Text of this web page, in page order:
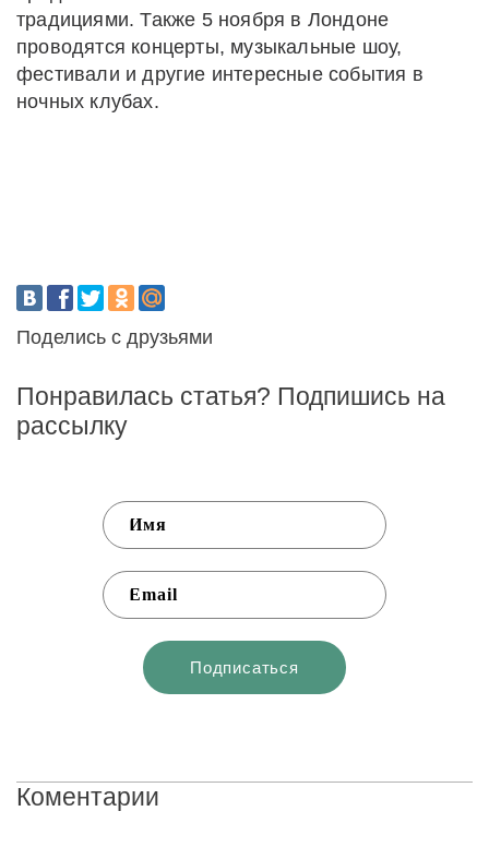
традициями. Также 5 ноября в Лондоне
проводятся концерты, музыкальные шоу,
фестивали и другие интересные события в
ночных клубах.
Поделись с друзьями
Понравилась статья? Подпишись на
рассылку
Коментарии